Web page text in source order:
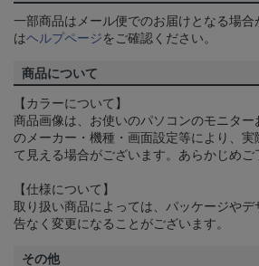
一部商品はメール便でのお届けとなる場合
はヘルプページをご確認ください。
商品について
【カラーについて】
商品画像は、お使いのパソコンのモニタ
のメーカー・機種・画面設定等により、実
て見える場合がございます。あらかじめご
【仕様について】
取り扱い商品によっては、パッケージや
告なく変更になることがございます。
その他